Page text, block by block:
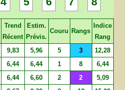
Trend
Récent
Estim.
Prévis.
Couru Rangs
Indice
Rang
9,83 5,96 5 3 12,28
6,44 6,44 1 8 6,44
6,44 6,60 2 2 5,09